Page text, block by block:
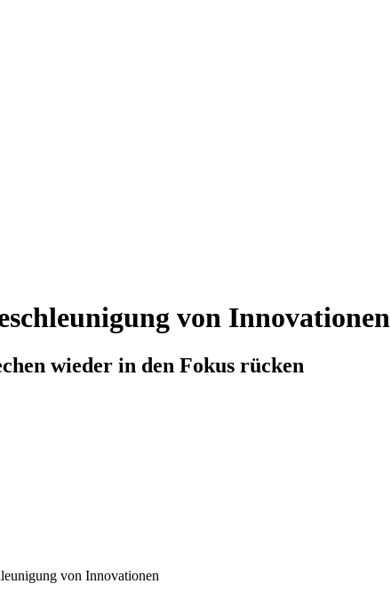
von Innovationen
wieder in den Fokus rücken
von Innovationen